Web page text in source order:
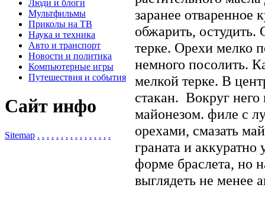
Люди и блоги
Мультфильмы
Приколы на ТВ
Наука и техника
Авто и транспорт
Новости и политика
Компьютерные игры
Путешествия и события
Сайт инфо
Sitemap . . . . . . . . . . . . . . . .
заранее отваренное
обжарить, остудить.
терке. Орехи мелко
немного посолить.
мелкой терке. В
стакан. Вокруг
майонезом. филе с
орехами, смазать
граната и аккуратно
форме браслета, но
выглядеть не менее